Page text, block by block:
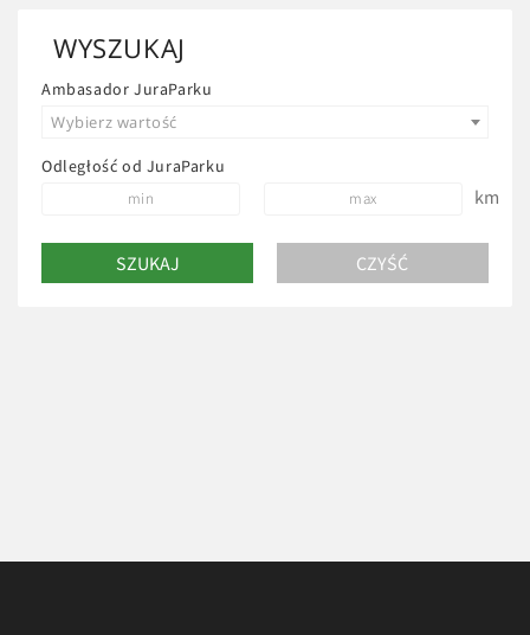
WYSZUKAJ
Ambasador JuraParku
Wybierz wartość
Odległość od JuraParku
km